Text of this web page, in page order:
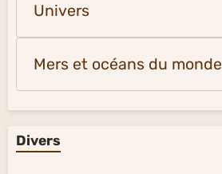
Univers
Mers et océans du monde
Divers